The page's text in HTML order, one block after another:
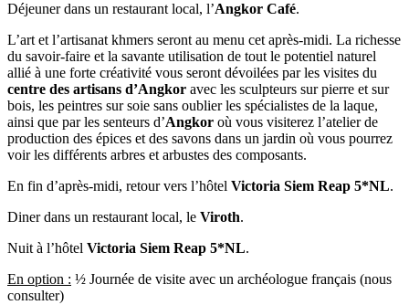
Déjeuner dans un restaurant local, l’Angkor Café.
L’art et l’artisanat khmers seront au menu cet après-midi. La richesse
du savoir-faire et la savante utilisation de tout le potentiel naturel
allié à une forte créativité vous seront dévoilées par les visites du
centre des artisans d’Angkor avec les sculpteurs sur pierre et sur
bois, les peintres sur soie sans oublier les spécialistes de la laque,
ainsi que par les senteurs d’Angkor où vous visiterez l’atelier de
production des épices et des savons dans un jardin où vous pourrez
voir les différents arbres et arbustes des composants.
En fin d’après-midi, retour vers l’hôtel Victoria Siem Reap 5*NL.
Diner dans un restaurant local, le Viroth.
Nuit à l’hôtel Victoria Siem Reap 5*NL.
En option : ½ Journée de visite avec un archéologue français (nous
consulter)